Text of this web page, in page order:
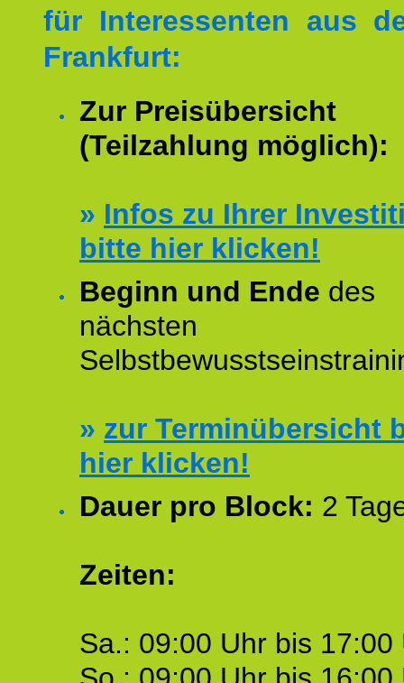
für Interessenten aus
Frankfurt:
Zur Preisübersicht
(Teilzahlung möglich):
» Infos zu Ihrer
bitte hier klicken!
Beginn und Ende des
nächsten
» zur Terminübersicht
hier klicken!
Dauer pro Block: 2
Zeiten:
Sa.: 09:00 Uhr bis 17:00